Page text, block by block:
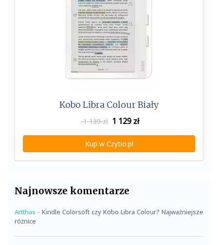
Kobo Libra Colour Biały
1 139 zł 1 129zł
Kup w Czytio.pl
Najnowsze komentarze
Artthas - Kindle Colorsoft czy Kobo Libra Colour? Najważniejsze
różnice